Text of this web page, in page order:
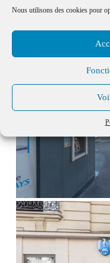
Nous utilisons des cookies pour